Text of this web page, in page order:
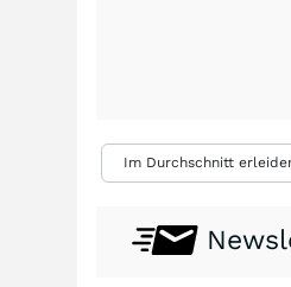
Im Durchschnitt